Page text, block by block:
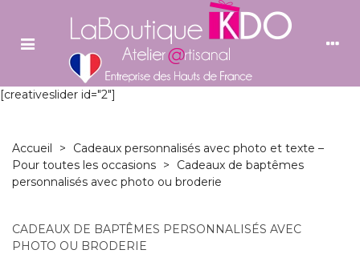
[creativeslider id="2"]
Accueil >
Cadeaux personnalisés avec photo et texte –
Pour toutes les occasions >
Cadeaux de baptêmes
personnalisés avec photo ou broderie
CADEAUX DE BAPTÊMES PERSONNALISÉS AVEC
PHOTO OU BRODERIE